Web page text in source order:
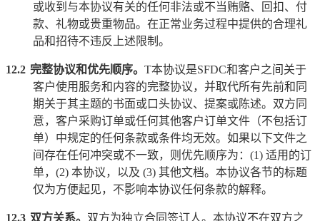
或收到与本协议有关的任何非法或不当贿赂、回扣、付
款、礼物或贵重物品。在正常业务过程中提供的合理礼
品和招待不违反上述限制。
12.2 完整协议和优先顺序。 T本协议是SFDC和客户之间关于
客户使用服务和内容的完整协议，并取代所有先前和同
期关于其主题的书面或口头协议、提案或陈述。双方同
意，客户采购订单或任何其他客户订单文件（不包括订
单）中规定的任何条款或条件均无效。如果以下文件之
间存在任何冲突或不一致，则优先顺序为： (1) 适用的订
单， (2) 本协议，以及 (3) 其他文档。本协议各节的标题
仅为方便起见，不影响本协议任何条款的解释。
12.3 双方关系。 双方为独立合同签订人。本协议不在双方之